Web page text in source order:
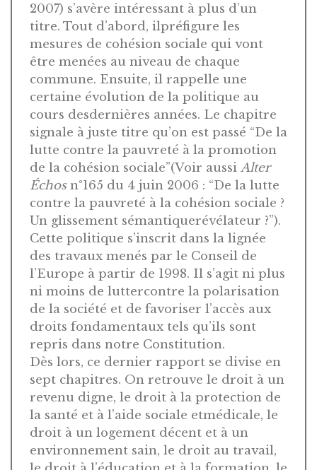
2007) s’avère intéressant à plus d’un
titre. Tout d’abord, ilpréfigure les
mesures de cohésion sociale qui vont
être menées au niveau de chaque
commune. Ensuite, il rappelle une
certaine évolution de la politique au
cours desdernières années. Le chapitre
signale à juste titre qu’on est passé “De la
lutte contre la pauvreté à la promotion
de la cohésion sociale”(Voir aussi Alter
Échosn°165 du 4 juin 2006 : “De la lutte
contre la pauvreté à la cohésion sociale ?
Un glissement sémantiquerévélateur ?”).
Cette politique s’inscrit dans la lignée
des travaux menés par le Conseil de
l’Europe à partir de 1998. Il s’agit ni plus
ni moins de luttercontre la polarisation
de la société et de favoriser l’accès aux
droits fondamentaux tels qu’ils sont
repris dans notre Constitution.
Dès lors, ce dernier rapport se divise en
sept chapitres. On retrouve le droit à un
revenu digne, le droit à la protection de
la santé et à l’aide sociale etmédicale, le
droit à un logement décent et à un
environnement sain, le droit au travail,